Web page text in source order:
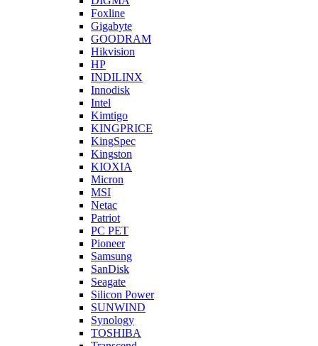
Foxline
Gigabyte
GOODRAM
Hikvision
HP
INDILINX
Innodisk
Intel
Kimtigo
KINGPRICE
KingSpec
Kingston
KIOXIA
Micron
MSI
Netac
Patriot
PC PET
Pioneer
Samsung
SanDisk
Seagate
Silicon Power
SUNWIND
Synology
TOSHIBA